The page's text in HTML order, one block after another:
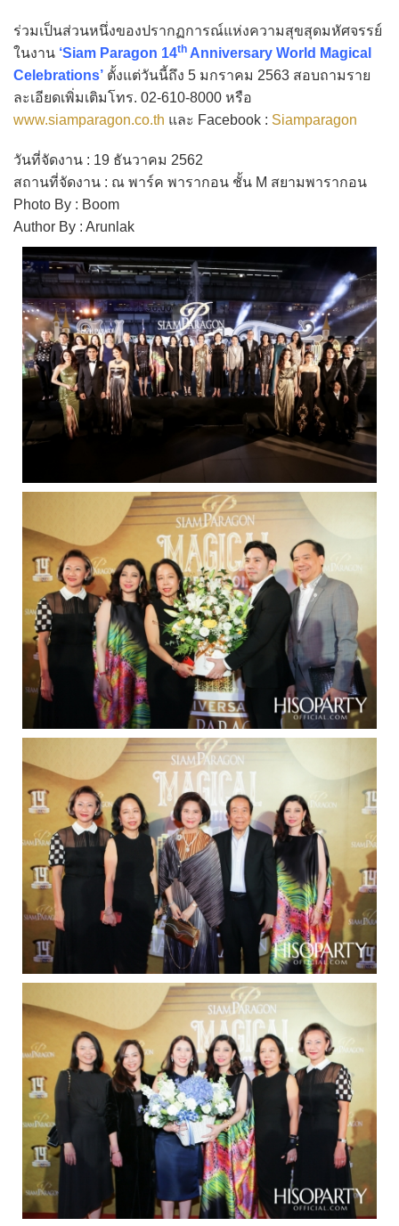
ร่วมเป็นส่วนหนึ่งของปรากฏการณ์แห่งความสุขสุดมหัศจรรย์
ในงาน ‘Siam Paragon 14th Anniversary World Magical
Celebrations’ ตั้งแต่วันนี้ถึง 5 มกราคม 2563 สอบถามราย
ละเอียดเพิ่มเติมโทร. 02-610-8000 หรือ
www.siamparagon.co.th และ Facebook : Siamparagon
วันที่จัดงาน : 19 ธันวาคม 2562
สถานที่จัดงาน : ณ พาร์ค พารากอน ชั้น M สยามพารากอน
Photo By : Boom
Author By : Arunlak